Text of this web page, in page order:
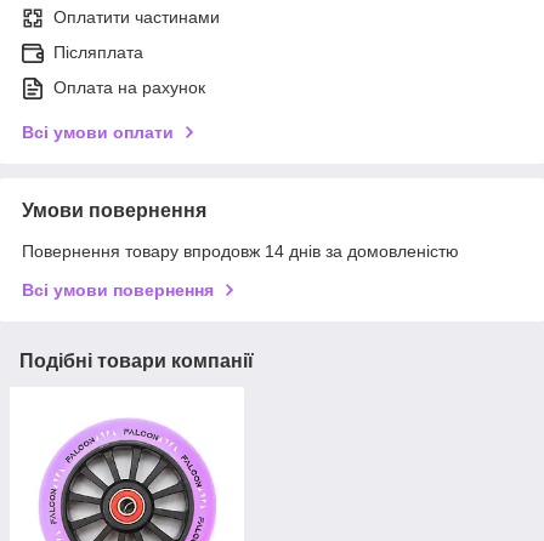
Оплатити частинами
Післяплата
Оплата на рахунок
Всі умови оплати
Умови повернення
Повернення товару впродовж 14 днів за домовленістю
Всі умови повернення
Подібні товари компанії